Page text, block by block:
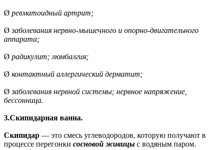
Ø ревматоидный артрит;
Øзаболевания нервно-мышечного и опорно-двигательного
аппарата;
Ø радикулит; люмбалгия;
Ø контактный аллергический дерматит;
Øзаболевания нервной системы; нервное напряжение,
бессонница.
3.Скипидарная ванна.
Скипидар — это смесь углеводородов, которую получают в
процессе перегонки сосновой живицы с водяным паром.